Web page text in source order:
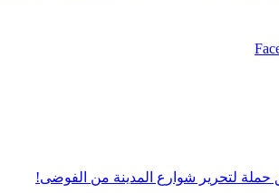
لتحرير شوارع المدينة من الفوضى!